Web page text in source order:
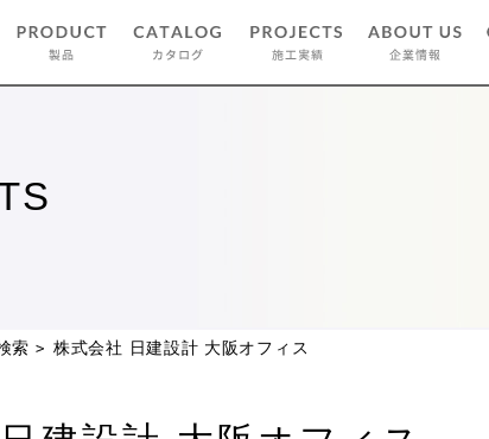
索 株式会社 日建設計 大阪オフィス